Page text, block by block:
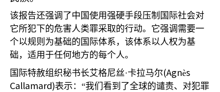
该报告还强调了中国使用强硬手段压制国际社会对
它所犯下的危害人类罪采取的行动。它强调需要一
个以规则为基础的国际体系，该体系以人权为基
础，适用于任何地方的每个人。
国际特赦组织秘书长艾格尼丝·卡拉马尔(Agnès
Callamard)表示：“我们看到了全球的谴责、对犯罪